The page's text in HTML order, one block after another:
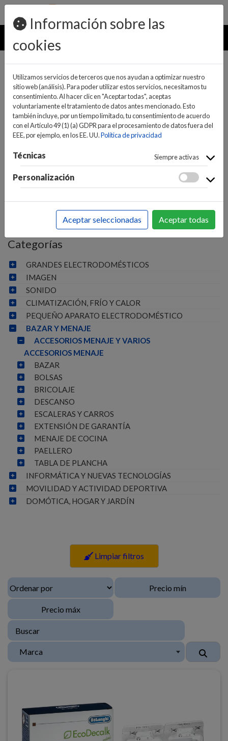
pedidos@ideaelectrodomesticos.com
924 047 836
MENU
INICIO>BAZAR Y MENAJE>ACCESORIOS MENAJE Y
ACCESORIOS MENAJE
Categorías
GRANDES ELECTRODOMÉSTICOS
IMAGEN
SONIDO
CLIMATIZACIÓN, FRÍO Y CALOR
PEQUEÑO APARATO ELECTRODOMÉSTICO
BAZAR Y MENAJE
ACCESORIOS MENAJE Y VARIOS
ACCESORIOS MENAJE
BAZAR
BOLSAS
BRICOLAJE
DESCANSO
ESCALERAS Y CARROS
EXTENSIÓN DE GARANTÍA
MENAJE DE COCINA
PAELLERO
TABLA DE PLANCHA
INFORMÁTICA Y NUEVAS TECNOLOGÍAS
MOVILIDAD Y ACTIVIDAD DEPORTIVA
DOMÓTICA, HOGAR Y JARDÍN
Limpiar filtros
Marca
Información sobre las
cookies
Utilizamos servicios de terceros que nos ayudan a optimizar nuestro
sitio web (análisis). Para poder utilizar estos servicios, necesitamos tu
consentimiento. Al hacer clic en "Aceptar todas", aceptas
voluntariamente el tratamiento de datos antes mencionado. Esto
también incluye, por un tiempo limitado, tu consentimiento de acuerdo
con el Artículo 49 (1) (a) GDPR para el procesamiento de datos fuera del
EEE, por ejemplo, en los EE. UU.Política de privacidad
Técnicas Siempre activas
Personalización
Aceptar seleccionadas Aceptar todas